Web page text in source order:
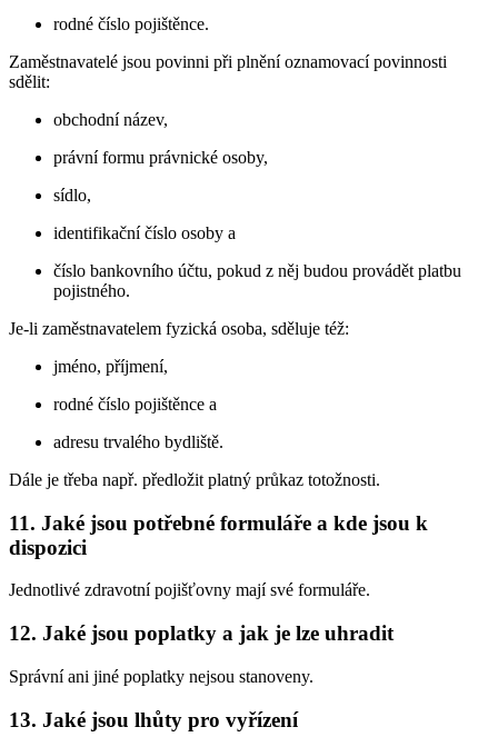
rodné číslo pojištěnce.
Zaměstnavatelé jsou povinni při plnění oznamovací povinnosti
sdělit:
obchodní název,
právní formu právnické osoby,
sídlo,
identifikační číslo osoby a
číslo bankovního účtu, pokud z něj budou provádět platbu
pojistného.
Je-li zaměstnavatelem fyzická osoba, sděluje též:
jméno, příjmení,
rodné číslo pojištěnce a
adresu trvalého bydliště.
Dále je třeba např. předložit platný průkaz totožnosti.
11. Jaké jsou potřebné formuláře a kde jsou k
dispozici
Jednotlivé zdravotní pojišťovny mají své formuláře.
12. Jaké jsou poplatky a jak je lze uhradit
Správní ani jiné poplatky nejsou stanoveny.
13. Jaké jsou lhůty pro vyřízení